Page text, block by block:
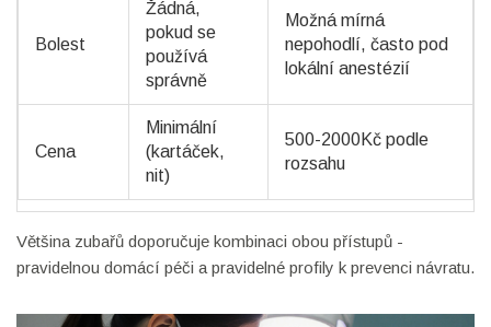
Bolest
Žádná,
pokud se
používá
správně
Možná mírná
nepohodlí, často pod
lokální anestézií
Cena
Minimální
(kartáček,
nit)
500-2000Kč podle
rozsahu
Většina zubařů doporučuje kombinaci obou přístupů -
pravidelnou domácí péči a pravidelné profily k prevenci návratu.